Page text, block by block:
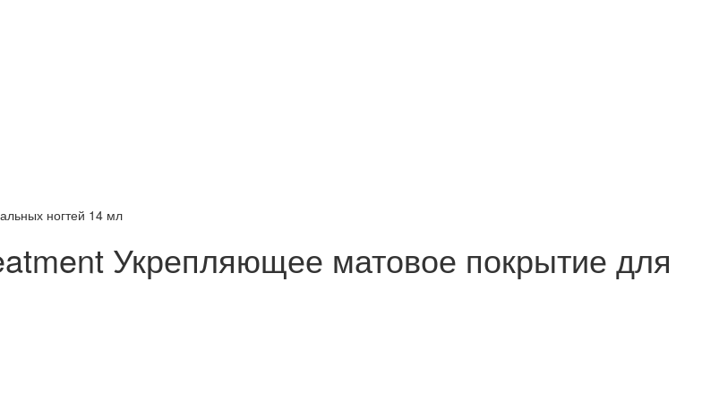
ногтей 14 мл
Укрепляющее матовое покрытие для